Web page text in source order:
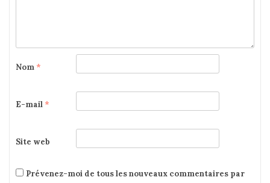
Nom *
E-mail *
Site web
Prévenez-moi de tous les nouveaux commentaires par